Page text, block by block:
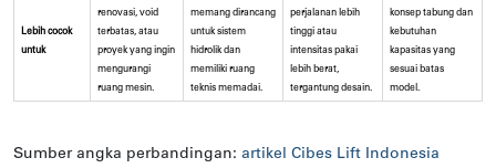
Lebih cocok
untuk
renovasi, void
terbatas, atau
proyek yang ingin
mengurangi
ruang mesin.
memang dirancang
untuk sistem
hidrolik dan
memiliki ruang
teknis memadai.
perjalanan lebih
tinggi atau
intensitas pakai
lebih berat,
tergantung desain.
konsep tabung dan
kebutuhan
kapasitas yang
sesuai batas
model.
Sumber angka perbandingan: artikel Cibes Lift Indonesia